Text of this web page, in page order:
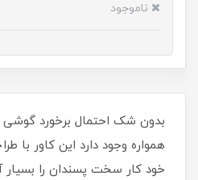
ناموجود
بدون شک احتمال برخورد
همواره وجود دارد این کاور با
خود کار سخت پسندان را بسیار